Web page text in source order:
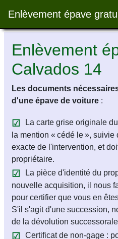
Enlèvement épave
Enlèvement
Calvados 14
Les documents
d'une épave de voiture :
La carte grise originale
la mention « cédé le »,
exacte de l'intervention, et
propriétaire.
La pièce d'identité du
nouvelle acquisition, il nous
pour certifier que vous en
S'il s'agit d'une succession,
de la dévolution
Certificat de non-gage :